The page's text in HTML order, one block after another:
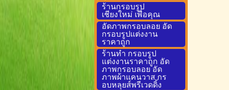
ร้านกรอบรูป
เชียงใหม่ เพื่อคุณ
อัดภาพกรอบลอย อัด
กรอบรูปแต่งงาน
ราคาถูก
ร้านทำ กรอบรูป
แต่งงานราคาถูก อัด
ภาพกรอบลอย อัด
ภาพผ้าแคนวาส กร
อบหลุยส์พรีเวดดิ้ง